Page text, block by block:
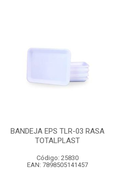
BANDEJA EPS TLR-03 RASA
TOTALPLAST
Código: 25830
EAN: 7898505141457